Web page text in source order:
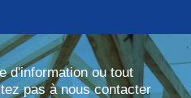
d'information ou tout
pas à nous contacter